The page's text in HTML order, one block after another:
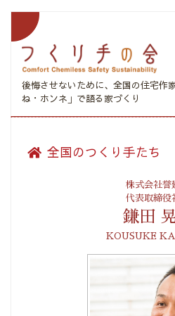
後悔させないために、全国の住宅作
ね・ホンネ」で語る家づくり
全国のつくり手たち
株式会社誉
代表取締役
鎌田
KOUSUKE